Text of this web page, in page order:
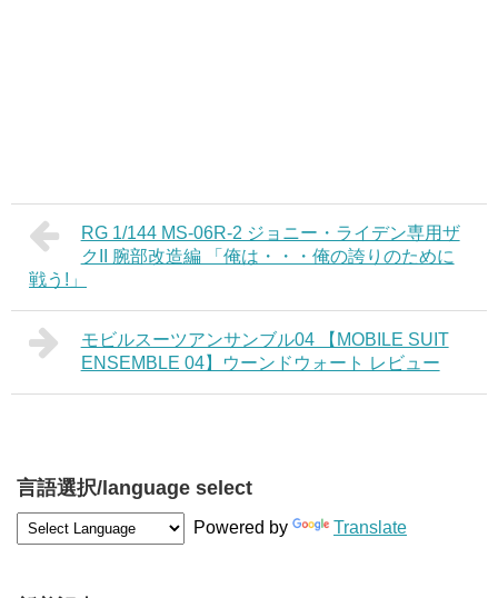
RG 1/144 MS-06R-2 ジョニー・ライデン専用ザ
クII 腕部改造編 「俺は・・・俺の誇りのために
戦う!」
モビルスーツアンサンブル04 【MOBILE SUIT
ENSEMBLE 04】ウーンドウォート レビュー
言語選択/language select
Powered by Translate